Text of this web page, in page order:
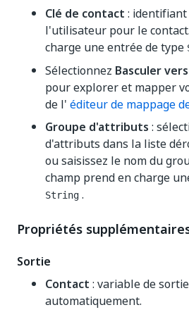
Clé de contact :
l'utilisateur pour le
charge une entrée de type
Sélectionnez Basculer
pour explorer et mapper
de l' éditeur de mappage
Groupe d'attributs :
d'attributs dans la liste
ou saisissez le nom du
champ prend en charge
String .
Propriétés
Sortie
Contact : variable de
automatiquement.